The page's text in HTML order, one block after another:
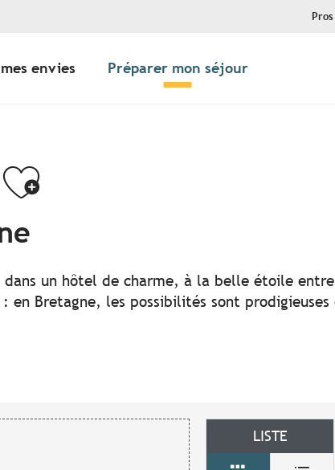
Pros
envies Préparer mon séjour
Ajouter aux
un hôtel de charme, à la belle étoile
en Bretagne, les possibilités sont
LISTE